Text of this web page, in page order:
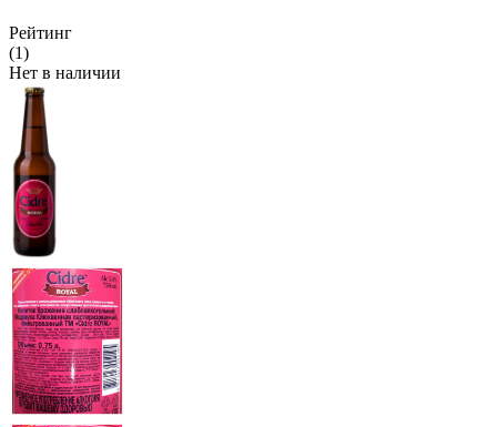
Рейтинг
(1)
Нет в наличии